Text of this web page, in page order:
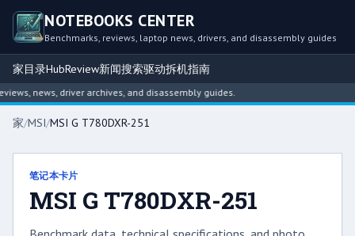
NOTEBOOKS CENTER
Benchmarks, reviews, laptop news, drivers, and disassembly guides
家目录HubReview新闻搜索驱动拆机指南
news, driver archives, and disassembly guides.
家/MSI/MSI G T780DXR-251
笔记本卡片
MSI G T780DXR-251